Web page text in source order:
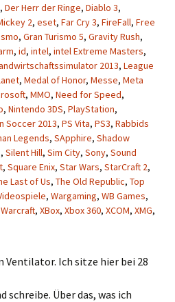
, Der Herr der Ringe, Diablo 3,
2, eset, Far Cry 3, FireFall, Free
, Gran Turismo 5, Gravity Rush,
, id, intel, intel Extreme Masters,
2013, League
, Medal of Honor, Messe, Meta
, MMO, Need for Speed,
, Nintendo 3DS, PlayStation,
Soccer 2013, PS Vita, PS3, Rabbids
Legends, SApphire, Shadow
, Silent Hill, Sim City, Sony, Sound
, Square Enix, Star Wars, StarCraft 2,
Last of Us, The Old Republic, Top
, Wargaming, WB Games,
, XBox, Xbox 360, XCOM, XMG,
Ich sitze hier bei 28
Über das, was ich